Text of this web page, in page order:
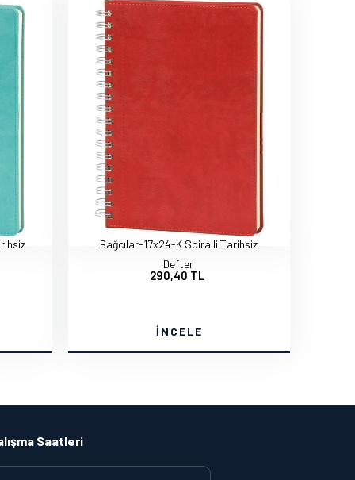
Bağcılar-17x24-K Spiralli Tarihsiz
Defter
290,40 TL
İNCELE
Saatleri